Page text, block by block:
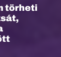
törheti